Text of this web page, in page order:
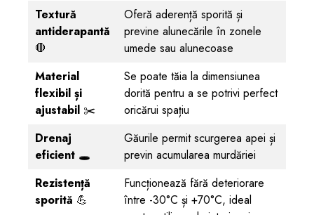
Textură
antiderapantă
🛑
Oferă aderență sporită și
previne alunecările în zonele
umede sau alunecoase
Material
flexibil și
ajustabil ✂️
Se poate tăia la dimensiunea
dorită pentru a se potrivi perfect
oricărui spațiu
Drenaj
eficient 🕳️
Găurile permit scurgerea apei și
previn acumularea murdăriei
Rezistență
sporită 💪
Funcționează fără deteriorare
între -30°C și +70°C, ideal